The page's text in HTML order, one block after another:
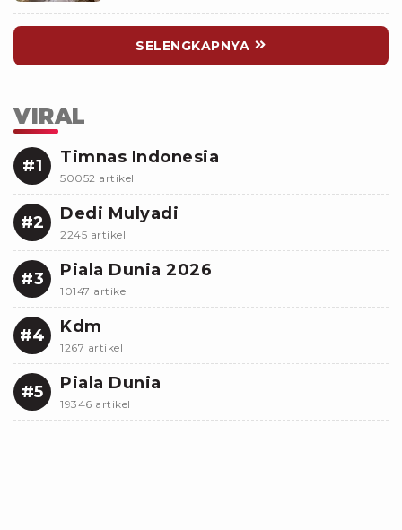
SELENGKAPNYA
VIRAL
#1 Timnas Indonesia
50052 artikel
#2 Dedi Mulyadi
2245 artikel
#3 Piala Dunia 2026
10147 artikel
#4 Kdm
1267 artikel
#5 Piala Dunia
19346 artikel